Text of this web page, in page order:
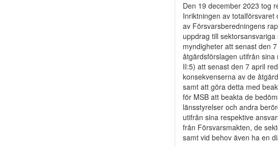
Den 19 december 2023 tog
Inriktningen av
av Försvarsberedningens
uppdrag till
myndigheter att senast den
åtgärdsförslagen utifrån
II:5) att senast den 7 april
konsekvenserna av de
samt att göra detta med
för MSB att beakta de
länsstyrelser och andra
utifrån sina respektive
från Försvarsmakten, de
samt vid behov även ha en